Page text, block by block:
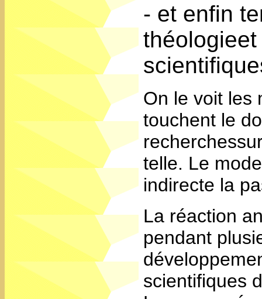
- et enfin
On le voit les
touchent le
telle. Le
indirecte la
La réaction
pendant
scientifiques